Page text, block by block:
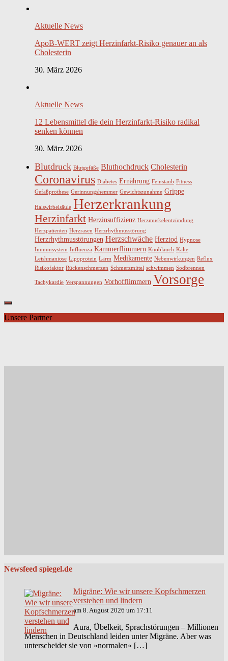
Aktuelle News
ApoB-WERT zeigt Herzinfarkt-Risiko genauer an als
Cholesterin
30. März 2026
Aktuelle News
12 Lebensmittel die dein Herzinfarkt-Risiko radikal
senken können
30. März 2026
Blutdruck Blutgefäße Bluthochdruck Cholesterin
Coronavirus Diabetes Ernährung Feinstaub Fitness
Gefäßprothese Gerinnungshemmer Gewichtszunahme Grippe
Halswirbelsäule Herzerkrankung
Herzinfarkt Herzinsuffizienz Herzmuskelentzündung
Herzpatienten Herzrasen Herzrhythmusstörung
Herzrhythmusstörungen Herzschwäche Herztod Hypnose
Immunsystem Influenza Kammerflimmern Knoblauch Kälte
Leishmaniose Lipoprotein Lärm Medikamente Nebenwirkungen Reflux
Risikofaktor Rückenschmerzen Schmerzmittel schwimmen Sodbrennen
Tachykardie Verspannungen Vorhofflimmern Vorsorge
Unsere Partner
Newsfeed spiegel.de
Migräne: Wie wir unsere Kopfschmerzen
verstehen und lindern
am 8. August 2026 um 17:11
Aura, Übelkeit, Sprachstörungen – Millionen
Menschen in Deutschland leiden unter Migräne. Aber was
unterscheidet sie von »normalen« […]